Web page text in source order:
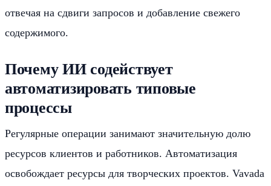
отвечая на сдвиги запросов и добавление свежего
содержимого.
Почему ИИ содействует
автоматизировать типовые
процессы
Регулярные операции занимают значительную долю
ресурсов клиентов и работников. Автоматизация
освобождает ресурсы для творческих проектов. Vavada